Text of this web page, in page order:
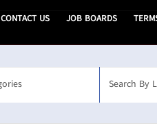
CONTACT US JOB BOARDS